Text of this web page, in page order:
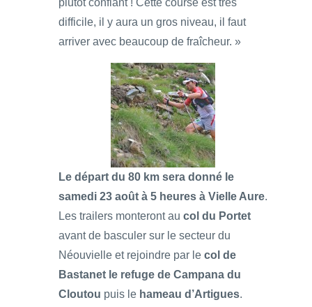
plutôt confiant ! Cette course est très
difficile, il y aura un gros niveau, il faut
arriver avec beaucoup de fraîcheur. »
Le départ du 80 km sera donné le
samedi 23 août à 5 heures à Vielle Aure.
Les trailers monteront au col du Portet
avant de basculer sur le secteur du
Néouvielle et rejoindre par le col de
Bastanet le refuge de Campana du
Cloutou puis le hameau d’Artigues.